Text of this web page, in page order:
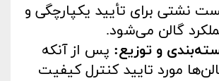
نشتی برای تأیید یکپارچگی و
گالن می‌شود.
و توزیع: پس از آنکه
مورد تایید کنترل کیفیت